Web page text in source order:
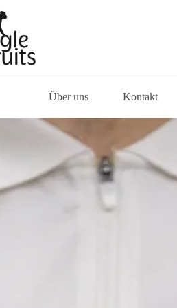
Über uns Kontakt